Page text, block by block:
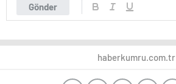
Gönder
haberkumru.com.tr